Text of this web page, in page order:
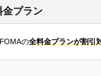
プラン
の全料金プランが割引